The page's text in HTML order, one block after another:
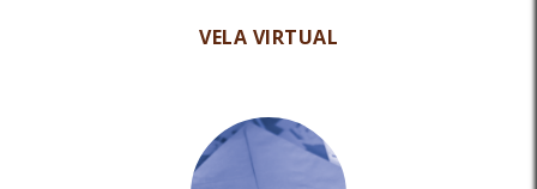
VELA VIRTUAL